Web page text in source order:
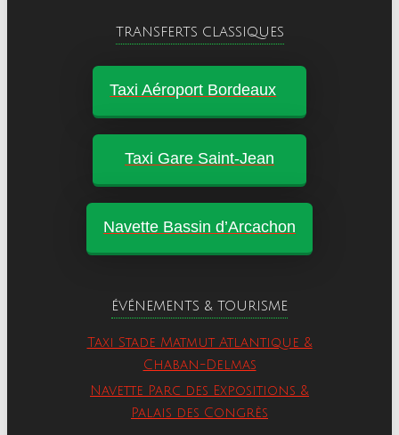
TRANSFERTS CLASSIQUES
Taxi Aéroport Bordeaux
Taxi Gare Saint-Jean
Navette Bassin d’Arcachon
ÉVÉNEMENTS & TOURISME
Taxi Stade Matmut Atlantique &
Chaban-Delmas
Navette Parc des Expositions &
Palais des Congrès